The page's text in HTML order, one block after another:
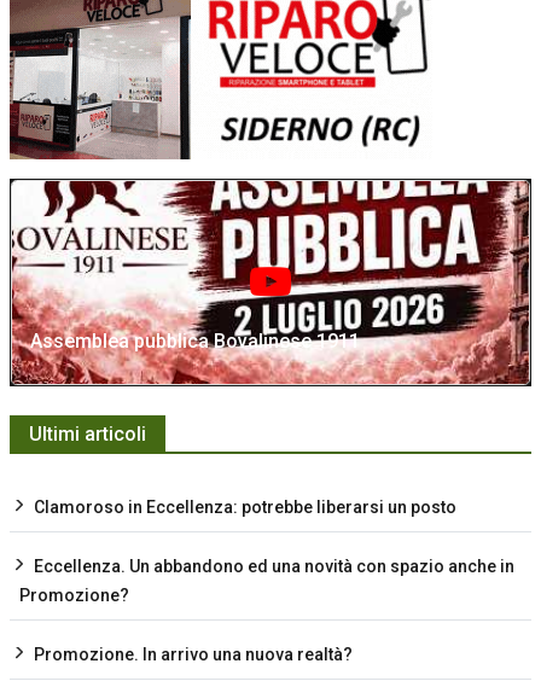
Assemblea pubblica Bovalinese 1911
Ultimi articoli
Clamoroso in Eccellenza: potrebbe liberarsi un posto
Eccellenza. Un abbandono ed una novità con spazio anche in
Promozione?
Promozione. In arrivo una nuova realtà?